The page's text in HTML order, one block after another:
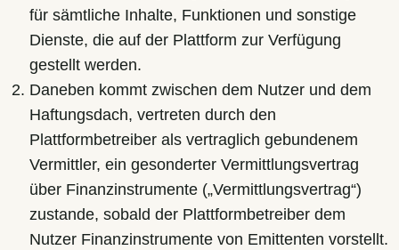
für sämtliche Inhalte, Funktionen und sonstige
Dienste, die auf der Plattform zur Verfügung
gestellt werden.
Daneben kommt zwischen dem Nutzer und dem
Haftungsdach, vertreten durch den
Plattformbetreiber als vertraglich gebundenem
Vermittler, ein gesonderter Vermittlungsvertrag
über Finanzinstrumente („Vermittlungsvertrag“)
zustande, sobald der Plattformbetreiber dem
Nutzer Finanzinstrumente von Emittenten vorstellt.